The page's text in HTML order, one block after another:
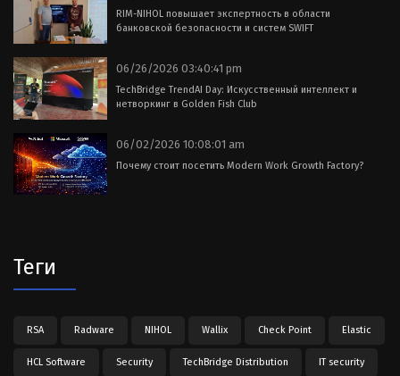
RIM-NIHOL повышает экспертность в области
банковской безопасности и систем SWIFT
06/26/2026 03:40:41 pm
TechBridge TrendAI Day: Искусственный интеллект и
нетворкинг в Golden Fish Club
06/02/2026 10:08:01 am
Почему стоит посетить Modern Work Growth Factory?
Теги
RSA Radware NIHOL Wallix Check Point Elastic
HCL Software Security TechBridge Distribution IT security